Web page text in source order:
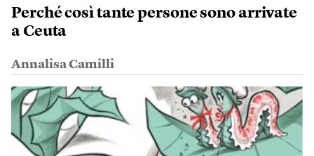
Perché così tante persone sono arrivate
a Ceuta
Annalisa Camilli